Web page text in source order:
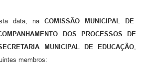
data, na COMISSÃO MUNICIPAL DE
DOS PROCESSOS DE
MUNICIPAL DE
EDUCAÇÃO
membros: